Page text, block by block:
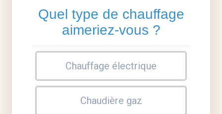
Quel type de chauffage
aimeriez-vous ?
Chauffage électrique
Chaudière gaz